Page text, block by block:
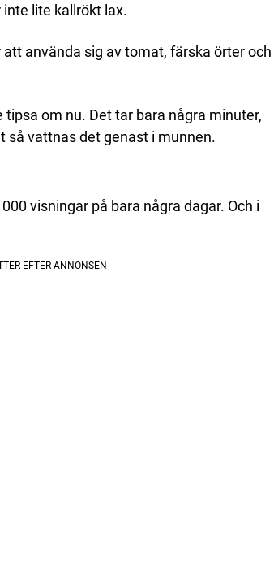
lite kallrökt lax.
använda sig av tomat, färska örter och
om nu. Det tar bara några minuter,
så vattnas det genast i munnen.
visningar på bara några dagar. Och i